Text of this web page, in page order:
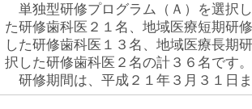
単独型研修プログラム（Ａ）を選択し
た研修歯科医２１名、地域医療短期研
した研修歯科医１３名、地域医療長期
択した研修歯科医２名の計３６名です。
研修期間は、平成２１年３月３１日